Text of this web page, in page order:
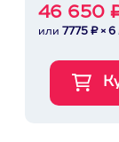
46 650
или 7775 ₽ × 6